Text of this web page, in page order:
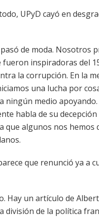
UPyD cayó en
pasó de moda. Nosotros
fueron inspiradoras del
la corrupción. En la
una lucha por
ningún medio
habla de su
que algunos nos hemos
que renunció ya a
Hay un artículo de
división de la política